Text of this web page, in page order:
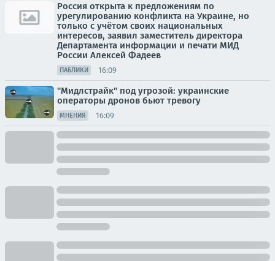
Россия открыта к предложениям по
урегулированию конфликта на Украине, но
только с учётом своих национальных
интересов, заявил заместитель директора
Департамента информации и печати МИД
России Алексей Фадеев
ПАБЛИКИ 16:09
"Мидлстрайк" под угрозой: украинские
операторы дронов бьют тревогу
МНЕНИЯ 16:09